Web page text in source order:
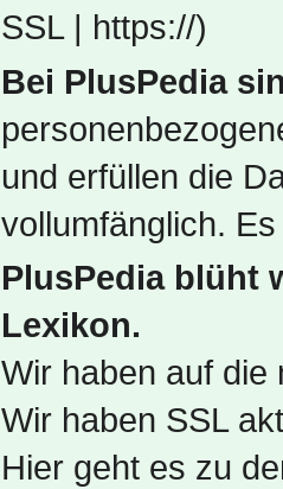
SSL | https://)
Bei PlusPedia
und erfüllen die
vollumfänglich.
PlusPedia blüht
Lexikon.
Wir haben auf die
Wir haben SSL
Hier geht es zu